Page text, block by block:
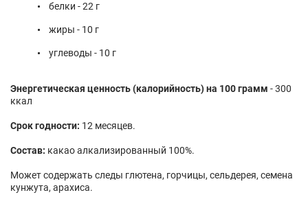
белки - 22 г
жиры - 10 г
углеводы - 10 г
Энергетическая ценность (калорийность) на 100 грамм - 300
ккал
Срок годности: 12 месяцев.
Состав: какао алкализированный 100%.
Может содержать следы глютена, горчицы, сельдерея, семена
кунжута, арахиса.